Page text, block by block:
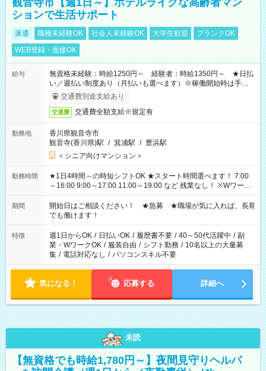
観音寺市【週1日～】ホテルライクな高齢者マン
ションで生活サポート
派遣 職種未経験OK 社会人未経験OK 大学生歓迎
ブランクOK
WEB登録・面接OK
給与
無資格未経験：時給1250円～ 経験者：時給1350円～ ★日払
い／週払い制度あり（月払いも選べます）※稼働開始時は手続き
完了次第のお支払いとなります。
交通費別途支給あり
交通費 交通費全額支給※規定有
勤務地
香川県観音寺市
観音寺(香川県)駅 / 箕浦駅 / 豊浜駅
＜シニア向けマンション＞
勤務時間
★1日4時間～の時短シフトOK ★スタート時間選べます！ 7:00
～16:00 9:00～17:00 11:00～19:00 など 残業なし！ ※Wワーク
の場合、他のお仕事と合わせ週40時間超の就業はご案内できま
せん ※法令に基づき、週20時間以上勤務は社会保険への加入対
象となります ※労働者派遣法（日雇い派遣の原則禁止）によ
り、短時間・短期間の就業はご案内が難しい場合があります
期間
開始日はご相談ください！ ★急募 ★職場が気に入れば、長期
でも働けます！
特徴 週1日からOK / 日払いOK / 履歴書不要 / 40～50代活躍中 / 副
業・WワークOK / 服装自由 / シフト勤務 / 10名以上の大量募
集 / 電話対応なし / パソコンスキル不要
気になる！ 応募する 詳細へ
未読
【無資格でも時給1,780円～】夜間見守りヘルパ